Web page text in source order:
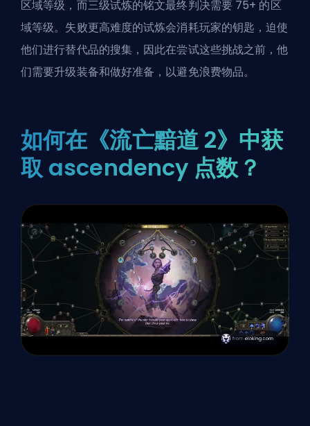
区域等级，而三级试炼的铭文最终判决需要 75+ 的区
域等级。失败更高难度的试炼会消耗玩家的钥匙，迫使
他们进行替代品的搜集，因此在尝试这些挑战之前，他
们需要升级装备和做好准备，以避免浪费物品。
如何在《流亡黯道 2》中获
取 ascendency 点数？